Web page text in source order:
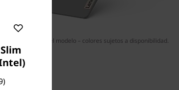
o variar según el modelo – colores sujetos a disponibilidad.